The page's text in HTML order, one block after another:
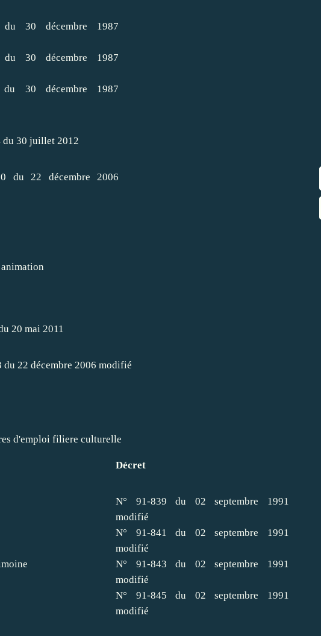
du 30 décembre 1987
du 30 décembre 1987
du 30 décembre 1987
du 30 juillet 2012
du 22 décembre 2006
20 mai 2011
du 22 décembre 2006 modifié
d'emploi filiere culturelle
Décret
N° 91-839 du 02 septembre 1991
modifié
N° 91-841 du 02 septembre 1991
modifié
N° 91-843 du 02 septembre 1991
modifié
N° 91-845 du 02 septembre 1991
modifié